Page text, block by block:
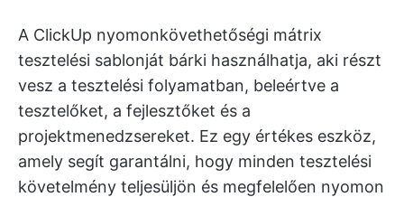
A ClickUp nyomonkövethetőségi mátrix
tesztelési sablonját bárki használhatja, aki részt
vesz a tesztelési folyamatban, beleértve a
tesztelőket, a fejlesztőket és a
projektmenedzsereket. Ez egy értékes eszköz,
amely segít garantálni, hogy minden tesztelési
követelmény teljesüljön és megfelelően nyomon